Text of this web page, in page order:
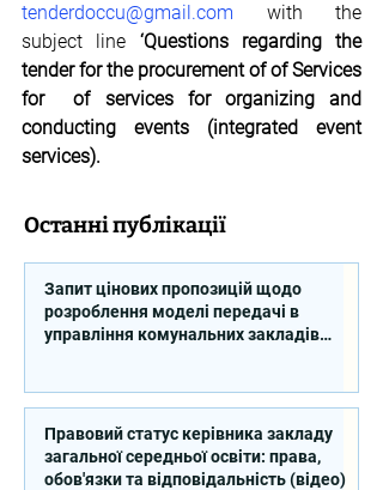
tenderdoccu@gmail.com with the
subject line ‘Questions regarding the
tender for the procurement of of Services
for  of services for organizing and
conducting events (integrated event
services).
Останні публікації
Запит цінових пропозицій щодо
розроблення моделі передачі в
управління комунальних закладів
Правовий статус керівника закладу
загальної середньої освіти: права,
обов'язки та відповідальність (відео)